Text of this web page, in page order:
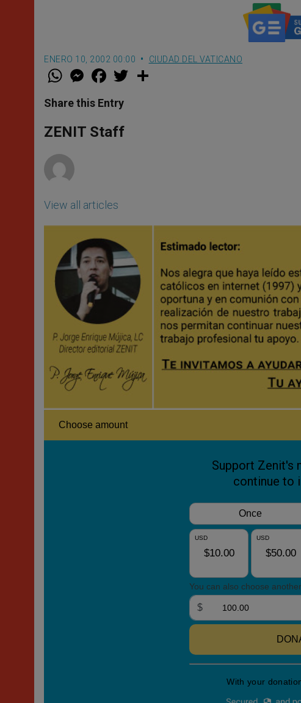
ENERO 10, 2002 00:00 CIUDAD DEL VATICANO
W
t
s
p
p
M
e
s
e
g
e
F
a
e
b
o
k
w
Share this Entry
ZENIT Staff
View all articles